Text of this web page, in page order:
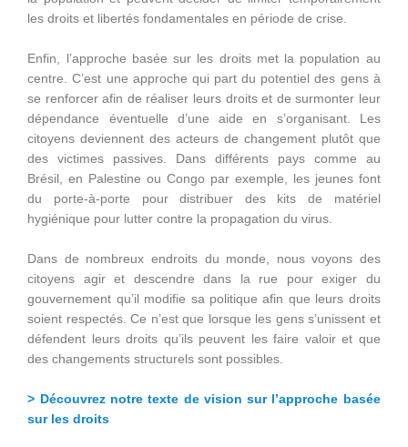
les droits et libertés fondamentales en période de crise.
Enfin, l’approche basée sur les droits met la population au
centre. C’est une approche qui part du potentiel des gens à
se renforcer afin de réaliser leurs droits et de surmonter leur
dépendance éventuelle d’une aide en s’organisant. Les
citoyens deviennent des acteurs de changement plutôt que
des victimes passives. Dans différents pays comme au
Brésil, en Palestine ou Congo par exemple, les jeunes font
du porte-à-porte pour distribuer des kits de matériel
hygiénique pour lutter contre la propagation du virus.
Dans de nombreux endroits du monde, nous voyons des
citoyens agir et descendre dans la rue pour exiger du
gouvernement qu’il modifie sa politique afin que leurs droits
soient respectés. Ce n’est que lorsque les gens s’unissent et
défendent leurs droits qu’ils peuvent les faire valoir et que
des changements structurels sont possibles.
> Découvrez notre texte de vision sur l’approche basée
sur les droits